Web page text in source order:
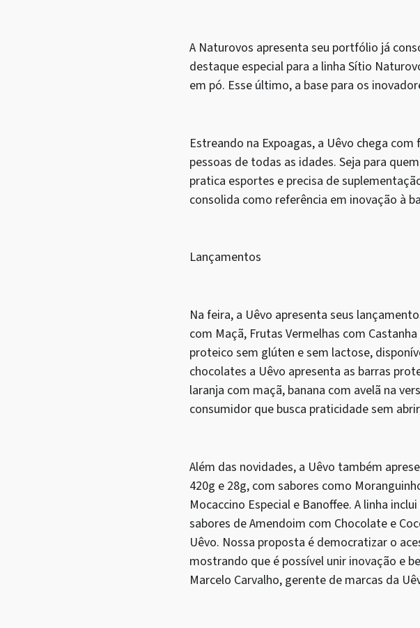
A Naturovos apresenta seu portfólio já
destaque especial para a linha Sítio
em pó. Esse último, a base para os
Estreando na Expoagas, a Uêvo chega
pessoas de todas as idades. Seja para
pratica esportes e precisa de
consolida como referência em inovação à
Lançamentos
Na feira, a Uêvo apresenta seus
com Maçã, Frutas Vermelhas com
proteico sem glúten e sem lactose,
chocolates a Uêvo apresenta as barras
laranja com maçã, banana com avelã na
consumidor que busca praticidade sem
Além das novidades, a Uêvo também
420g e 28g, com sabores como
Mocaccino Especial e Banoffee. A linha
sabores de Amendoim com Chocolate e
Uêvo. Nossa proposta é democratizar o
mostrando que é possível unir inovação e
Marcelo Carvalho, gerente de marcas da